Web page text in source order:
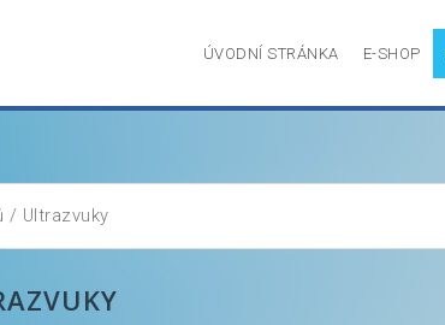
ÚVODNÍ STRÁNKA E-SHOP
/ Ultrazvuky